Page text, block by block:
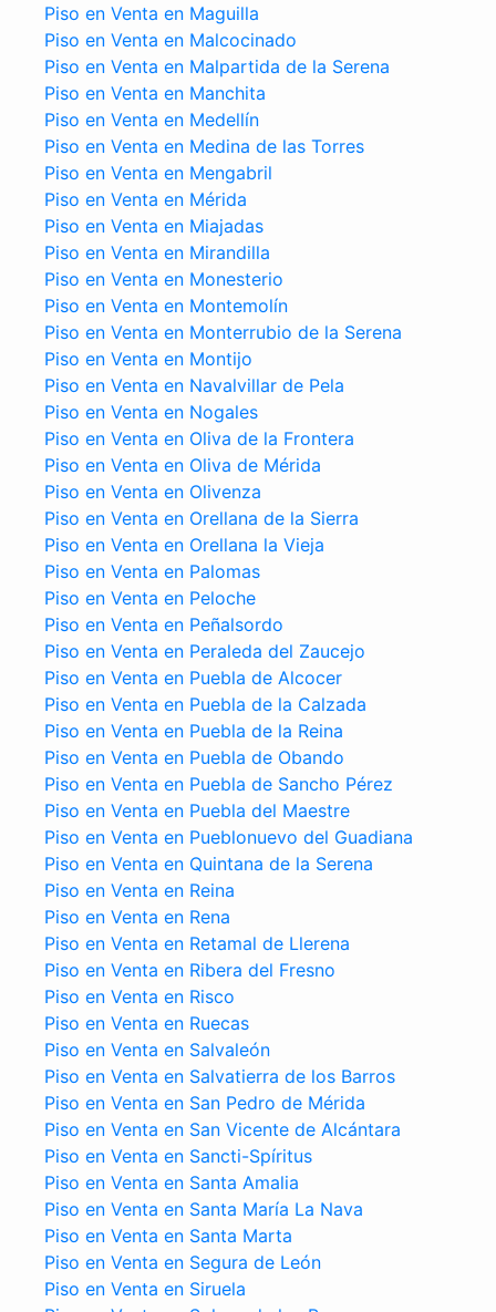
Piso en Venta en Maguilla
Piso en Venta en Malcocinado
Piso en Venta en Malpartida de la Serena
Piso en Venta en Manchita
Piso en Venta en Medellín
Piso en Venta en Medina de las Torres
Piso en Venta en Mengabril
Piso en Venta en Mérida
Piso en Venta en Miajadas
Piso en Venta en Mirandilla
Piso en Venta en Monesterio
Piso en Venta en Montemolín
Piso en Venta en Monterrubio de la Serena
Piso en Venta en Montijo
Piso en Venta en Navalvillar de Pela
Piso en Venta en Nogales
Piso en Venta en Oliva de la Frontera
Piso en Venta en Oliva de Mérida
Piso en Venta en Olivenza
Piso en Venta en Orellana de la Sierra
Piso en Venta en Orellana la Vieja
Piso en Venta en Palomas
Piso en Venta en Peloche
Piso en Venta en Peñalsordo
Piso en Venta en Peraleda del Zaucejo
Piso en Venta en Puebla de Alcocer
Piso en Venta en Puebla de la Calzada
Piso en Venta en Puebla de la Reina
Piso en Venta en Puebla de Obando
Piso en Venta en Puebla de Sancho Pérez
Piso en Venta en Puebla del Maestre
Piso en Venta en Pueblonuevo del Guadiana
Piso en Venta en Quintana de la Serena
Piso en Venta en Reina
Piso en Venta en Rena
Piso en Venta en Retamal de Llerena
Piso en Venta en Ribera del Fresno
Piso en Venta en Risco
Piso en Venta en Ruecas
Piso en Venta en Salvaleón
Piso en Venta en Salvatierra de los Barros
Piso en Venta en San Pedro de Mérida
Piso en Venta en San Vicente de Alcántara
Piso en Venta en Sancti-Spíritus
Piso en Venta en Santa Amalia
Piso en Venta en Santa María La Nava
Piso en Venta en Santa Marta
Piso en Venta en Segura de León
Piso en Venta en Siruela